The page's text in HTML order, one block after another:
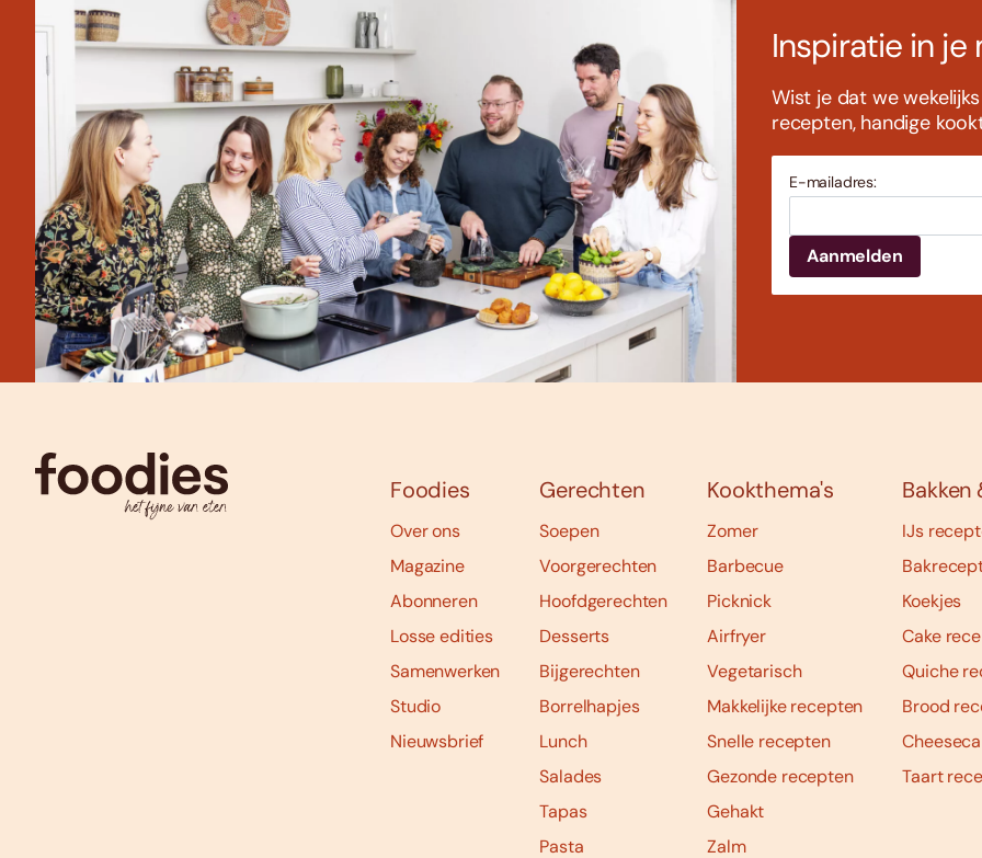
Inspiratie in je
Wist je dat we
recepten, handige
E-mailadres:
Foodies
Over ons
Magazine
Abonneren
Losse edities
Samenwerken
Studio
Nieuwsbrief
Gerechten
Soepen
Voorgerechten
Hoofdgerechten
Desserts
Bijgerechten
Borrelhapjes
Lunch
Salades
Tapas
Pasta
Kookthema's
Zomer
Barbecue
Picknick
Airfryer
Vegetarisch
Makkelijke recepten
Snelle recepten
Gezonde recepten
Gehakt
Zalm
Bakken
IJs
Koekjes
Cake
Quiche
Brood
Taart